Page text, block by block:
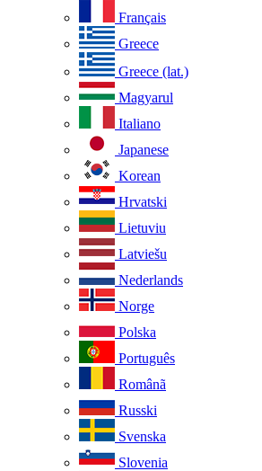
Français
Greece
Greece (lat.)
Magyarul
Italiano
Japanese
Korean
Hrvatski
Lietuviu
Latviešu
Nederlands
Norge
Polska
Português
Românã
Russki
Svenska
Slovenia